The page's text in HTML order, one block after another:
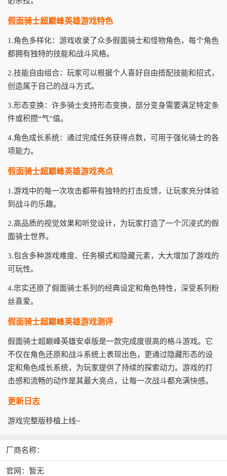
假面骑士超巅峰英雄游戏特色
1.角色多样化：游戏收录了众多假面骑士和怪物角色，每个角色
都拥有独特的技能和战斗风格。
2.技能自由组合：玩家可以根据个人喜好自由搭配技能和招式，
创造属于自己的战斗方式。
3.形态变换：许多骑士支持形态变换，部分变身需要满足特定条
件或积攒“气”值。
4.角色成长系统：通过完成任务获得点数，可用于强化骑士的各
项能力。
假面骑士超巅峰英雄游戏亮点
1.游戏中的每一次攻击都带有独特的打击反馈，让玩家充分体验
到战斗的乐趣。
2.高品质的视觉效果和听觉设计，为玩家打造了一个沉浸式的假
面骑士世界。
3.包含多种游戏难度、任务模式和隐藏元素，大大增加了游戏的
可玩性。
4.忠实还原了假面骑士系列的经典设定和角色特性，深受系列粉
丝喜爱。
假面骑士超巅峰英雄游戏测评
假面骑士超巅峰英雄安卓版是一款完成度很高的格斗游戏。它
不仅在角色还原和战斗系统上表现出色，更通过隐藏形态的设
定和角色成长系统，为玩家提供了持续的探索动力。游戏的打
击感和流畅的动作是其最大亮点，让每一次战斗都充满快感。
更新日志
游戏完整版移植上线~
厂商名称：
官网：暂无